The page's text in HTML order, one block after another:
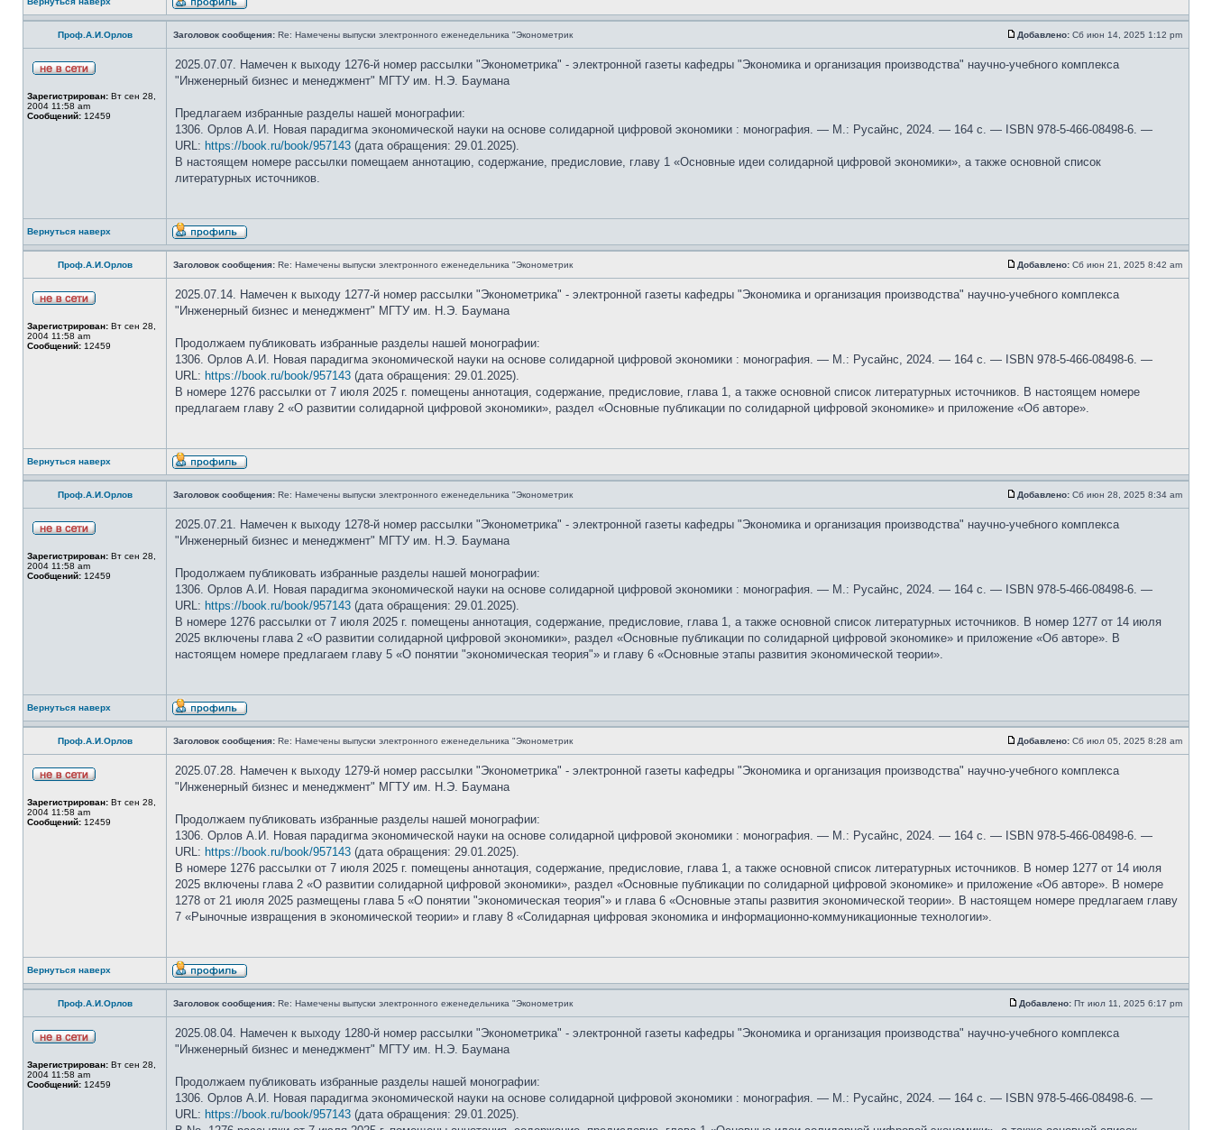
Проф.А.И.Орлов Заголовок сообщения: Re: Намечены выпуски электронного еженедельника "Эконометрик Добавлено: Сб июн 14, 2025 1:12 pm
Зарегистрирован: Вт сен 28,
2004 11:58 am
Сообщений: 12459
2025.07.07. Намечен к выходу 1276-й номер рассылки "Эконометрика" - электронной газеты кафедры "Экономика и организация производства" научно-учебного комплекса
"Инженерный бизнес и менеджмент" МГТУ им. Н.Э. Баумана
Предлагаем избранные разделы нашей монографии:
1306. Орлов А.И. Новая парадигма экономической науки на основе солидарной цифровой экономики : монография. — М.: Русайнс, 2024. — 164 с. — ISBN 978-5-466-08498-6. —
URL: https://book.ru/book/957143 (дата обращения: 29.01.2025).
В настоящем номере рассылки помещаем аннотацию, содержание, предисловие, главу 1 «Основные идеи солидарной цифровой экономики», а также основной список
литературных источников.
Вернуться наверх
Проф.А.И.Орлов Заголовок сообщения: Re: Намечены выпуски электронного еженедельника "Эконометрик Добавлено: Сб июн 21, 2025 8:42 am
Зарегистрирован: Вт сен 28,
2004 11:58 am
Сообщений: 12459
2025.07.14. Намечен к выходу 1277-й номер рассылки "Эконометрика" - электронной газеты кафедры "Экономика и организация производства" научно-учебного комплекса
"Инженерный бизнес и менеджмент" МГТУ им. Н.Э. Баумана
Продолжаем публиковать избранные разделы нашей монографии:
1306. Орлов А.И. Новая парадигма экономической науки на основе солидарной цифровой экономики : монография. — М.: Русайнс, 2024. — 164 с. — ISBN 978-5-466-08498-6. —
URL: https://book.ru/book/957143 (дата обращения: 29.01.2025).
В номере 1276 рассылки от 7 июля 2025 г. помещены аннотация, содержание, предисловие, глава 1, а также основной список литературных источников. В настоящем номере
предлагаем главу 2 «О развитии солидарной цифровой экономики», раздел «Основные публикации по солидарной цифровой экономике» и приложение «Об авторе».
Вернуться наверх
Проф.А.И.Орлов Заголовок сообщения: Re: Намечены выпуски электронного еженедельника "Эконометрик Добавлено: Сб июн 28, 2025 8:34 am
Зарегистрирован: Вт сен 28,
2004 11:58 am
Сообщений: 12459
2025.07.21. Намечен к выходу 1278-й номер рассылки "Эконометрика" - электронной газеты кафедры "Экономика и организация производства" научно-учебного комплекса
"Инженерный бизнес и менеджмент" МГТУ им. Н.Э. Баумана
Продолжаем публиковать избранные разделы нашей монографии:
1306. Орлов А.И. Новая парадигма экономической науки на основе солидарной цифровой экономики : монография. — М.: Русайнс, 2024. — 164 с. — ISBN 978-5-466-08498-6. —
URL: https://book.ru/book/957143 (дата обращения: 29.01.2025).
В номере 1276 рассылки от 7 июля 2025 г. помещены аннотация, содержание, предисловие, глава 1, а также основной список литературных источников. В номер 1277 от 14 июля
2025 включены глава 2 «О развитии солидарной цифровой экономики», раздел «Основные публикации по солидарной цифровой экономике» и приложение «Об авторе». В
настоящем номере предлагаем главу 5 «О понятии "экономическая теория"» и главу 6 «Основные этапы развития экономической теории».
Вернуться наверх
Проф.А.И.Орлов Заголовок сообщения: Re: Намечены выпуски электронного еженедельника "Эконометрик Добавлено: Сб июл 05, 2025 8:28 am
Зарегистрирован: Вт сен 28,
2004 11:58 am
Сообщений: 12459
2025.07.28. Намечен к выходу 1279-й номер рассылки "Эконометрика" - электронной газеты кафедры "Экономика и организация производства" научно-учебного комплекса
"Инженерный бизнес и менеджмент" МГТУ им. Н.Э. Баумана
Продолжаем публиковать избранные разделы нашей монографии:
1306. Орлов А.И. Новая парадигма экономической науки на основе солидарной цифровой экономики : монография. — М.: Русайнс, 2024. — 164 с. — ISBN 978-5-466-08498-6. —
URL: https://book.ru/book/957143 (дата обращения: 29.01.2025).
В номере 1276 рассылки от 7 июля 2025 г. помещены аннотация, содержание, предисловие, глава 1, а также основной список литературных источников. В номер 1277 от 14 июля
2025 включены глава 2 «О развитии солидарной цифровой экономики», раздел «Основные публикации по солидарной цифровой экономике» и приложение «Об авторе». В номере
1278 от 21 июля 2025 размещены глава 5 «О понятии "экономическая теория"» и глава 6 «Основные этапы развития экономической теории». В настоящем номере предлагаем главу
7 «Рыночные извращения в экономической теории» и главу 8 «Солидарная цифровая экономика и информационно-коммуникационные технологии».
Вернуться наверх
Проф.А.И.Орлов Заголовок сообщения: Re: Намечены выпуски электронного еженедельника "Эконометрик Добавлено: Пт июл 11, 2025 6:17 pm
Зарегистрирован: Вт сен 28,
2004 11:58 am
Сообщений: 12459
2025.08.04. Намечен к выходу 1280-й номер рассылки "Эконометрика" - электронной газеты кафедры "Экономика и организация производства" научно-учебного комплекса
"Инженерный бизнес и менеджмент" МГТУ им. Н.Э. Баумана
Продолжаем публиковать избранные разделы нашей монографии:
1306. Орлов А.И. Новая парадигма экономической науки на основе солидарной цифровой экономики : монография. — М.: Русайнс, 2024. — 164 с. — ISBN 978-5-466-08498-6. —
URL: https://book.ru/book/957143 (дата обращения: 29.01.2025).